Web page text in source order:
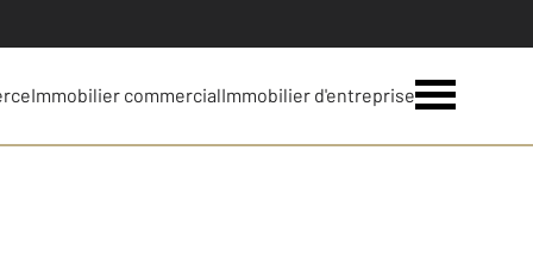
Immobilier commercialImmobilier d'entreprise